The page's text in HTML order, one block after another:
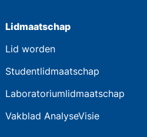
Lidmaatschap
Lid worden
Studentlidmaatschap
Laboratoriumlidmaatschap
Vakblad AnalyseVisie